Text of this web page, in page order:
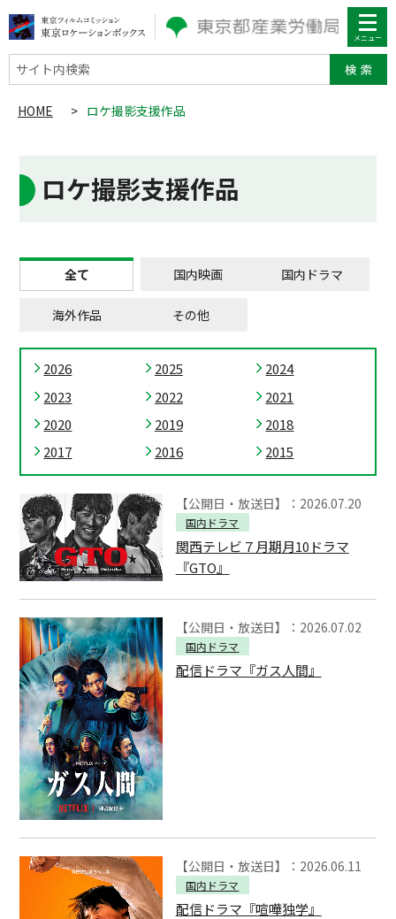
サイト内検索
HOME > ロケ撮影支援作品
ロケ撮影支援作品
全て 国内映画 国内ドラマ
海外作品 その他
2026 2025
2024
2023
2022
2021
2020
2019
2018
2017
2016 2015
【公開日・放送日】：2026.07.20
国内ドラマ
関西テレビ７月期月10ドラマ
『GTO』
【公開日・放送日】：2026.07.02
国内ドラマ
配信ドラマ『ガス人間』
【公開日・放送日】：2026.06.11
国内ドラマ
配信ドラマ『喧嘩独学』